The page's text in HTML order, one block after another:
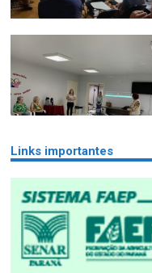
Links importantes